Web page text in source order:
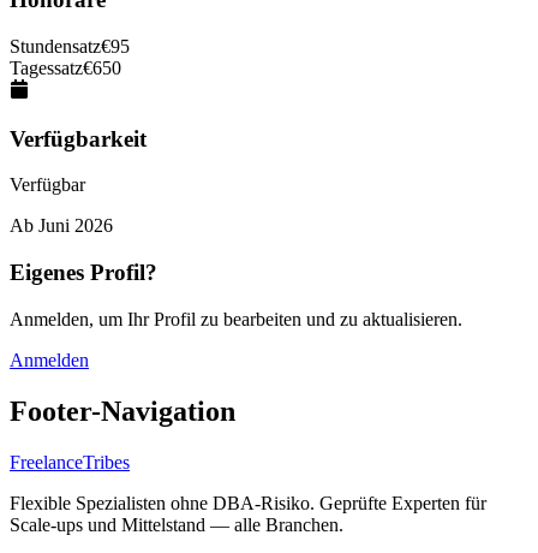
Stundensatz€95
Tagessatz€650
Verfügbarkeit
Verfügbar
Ab Juni 2026
Eigenes Profil?
Anmelden, um Ihr Profil zu bearbeiten und zu aktualisieren.
Anmelden
Footer-Navigation
FreelanceTribes
Flexible Spezialisten ohne DBA-Risiko. Geprüfte Experten für
Scale-ups und Mittelstand — alle Branchen.